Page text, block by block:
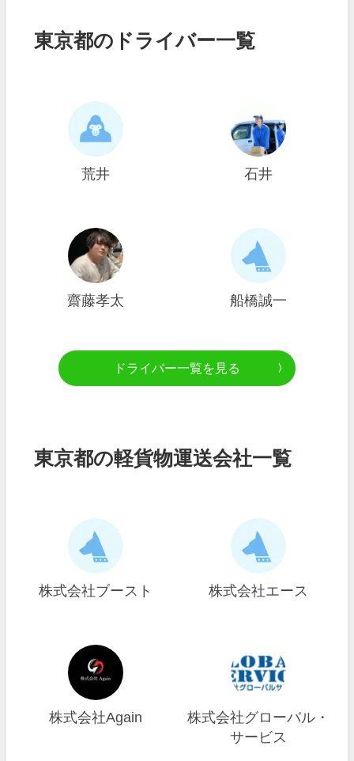
東京都のドライバー一覧
荒井 石井
齋藤孝太 船橋誠一
ドライバー一覧を見る
東京都の軽貨物運送会社一覧
株式会社ブースト 株式会社エース
株式会社Again
株式会社グローバル・
サービス